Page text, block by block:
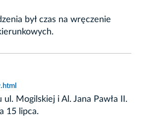
był czas na wręczenie
Mogilskiej i Al. Jana Pawła II.
15 lipca.